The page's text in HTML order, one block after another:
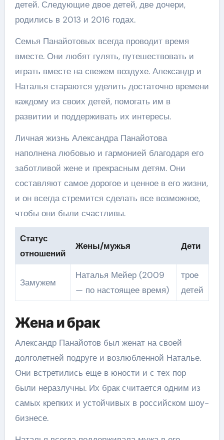
детей. Следующие двое детей, две дочери,
родились в 2013 и 2016 годах.
Семья Панайотовых всегда проводит время
вместе. Они любят гулять, путешествовать и
играть вместе на свежем воздухе. Александр и
Наталья стараются уделить достаточно времени
каждому из своих детей, помогать им в
развитии и поддерживать их интересы.
Личная жизнь Александра Панайотова
наполнена любовью и гармонией благодаря его
заботливой жене и прекрасным детям. Они
составляют самое дорогое и ценное в его жизни,
и он всегда стремится сделать все возможное,
чтобы они были счастливы.
Статус
отношений
Жены/мужья Дети
Замужем
Наталья Мейер (2009
— по настоящее время)
трое
детей
Жена и брак
Александр Панайотов был женат на своей
долголетней подруге и возлюбленной Наталье.
Они встретились еще в юности и с тех пор
были неразлучны. Их брак считается одним из
самых крепких и устойчивых в российском шоу-
бизнесе.